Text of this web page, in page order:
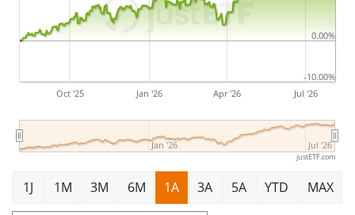
Oct '25 Jan '26 Apr '26 Jul '26
Jan '26 Jul '26
-10.00%
0.00%
justETF.com
1J 1M 3M 6M 1A 3A 5A YTD MAX